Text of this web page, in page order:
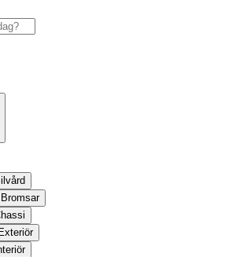
Bromsar
Exteriör